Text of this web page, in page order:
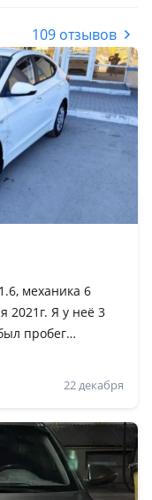
109 отзывов
механика 6
2021г. Я у неё 3
пробег
нет но думаю
пробега.
В целом от
впечатление.
что на
даже на дальние
Разгон
22 декабря